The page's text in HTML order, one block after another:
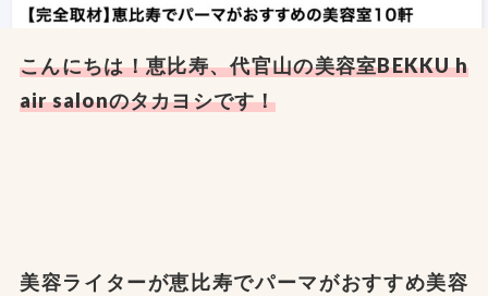
こんにちは！恵比寿、代官山の美容室BEKKU h
air salonのタカヨシです！
美容ライターが恵比寿でパーマがおすすめ美容